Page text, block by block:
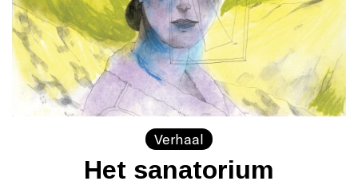
Verhaal
Het sanatorium